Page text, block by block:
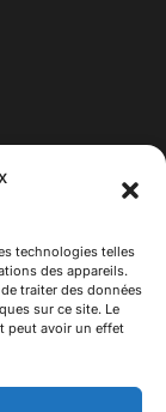
technologies telles
des appareils.
traiter des données
sur ce site. Le
peut avoir un effet